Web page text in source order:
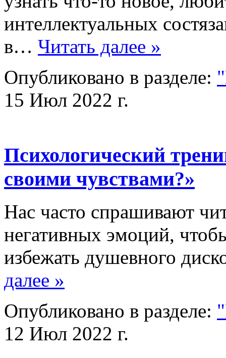
интеллектуальных
в… Читать далее »
Опубликовано в разделе:
15 Июл 2022 г.
Психологический
своими чувствами?»
Нас часто спрашивают
негативных эмоций,
избежать душевного
далее »
Опубликовано в разделе:
12 Июл 2022 г.